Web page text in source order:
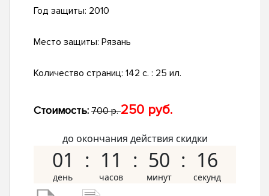
Год защиты: 2010
Место защиты: Рязань
Количество страниц: 142 с. : 25 ил.
Стоимость: 700 р.250 руб.
до окончания действия скидки
01 11 50 15